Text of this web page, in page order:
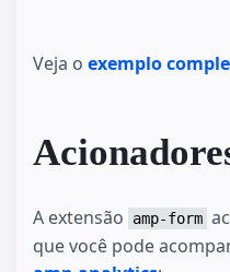
Veja o exemplo
A extensão amp-form
que você pode